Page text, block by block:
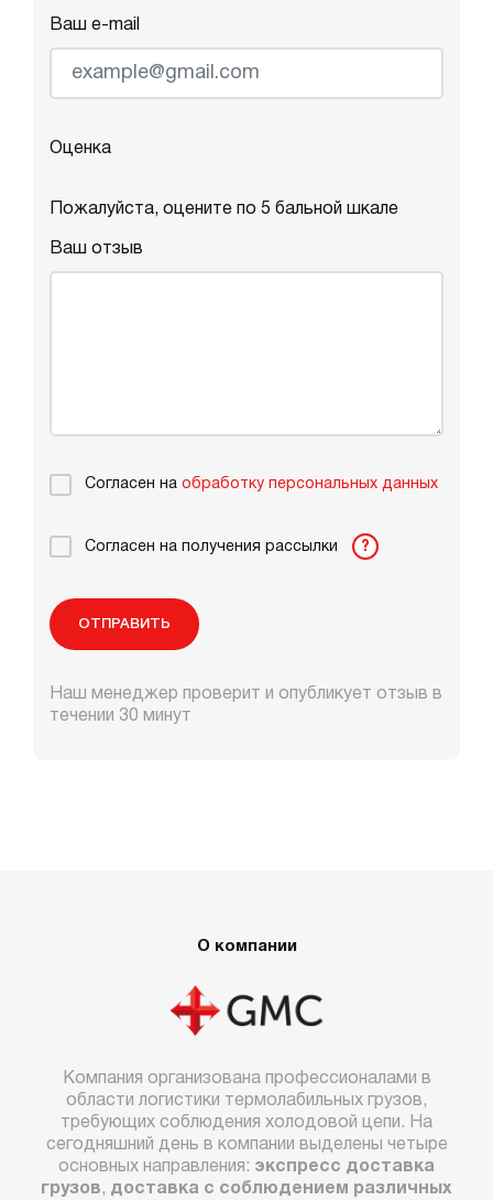
Ваш e-mail
Оценка
Пожалуйста, оцените по 5 бальной шкале
Ваш отзыв
Согласен на обработку персональных данных
Согласен на получения рассылки ?
ОТПРАВИТЬ
Наш менеджер проверит и опубликует отзыв в
течении 30 минут
О компании
Компания организована профессионалами в
области логистики термолабильных грузов,
требующих соблюдения холодовой цепи. На
сегодняшний день в компании выделены четыре
основных направления: экспресс доставка
грузов, доставка с соблюдением различных